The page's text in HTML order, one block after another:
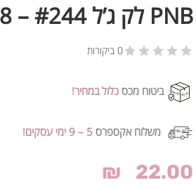
PNB לק ג’ל #244 – 8 מ”ל
0 ביקורות
ביטוח מכס כלול במחיר!
משלוח אקספרס 5 – 9 ימי עסקים!
₪ 22.00